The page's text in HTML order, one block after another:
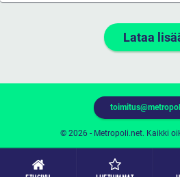
Lataa
© 2026 - Metropoli.net. Kaikki